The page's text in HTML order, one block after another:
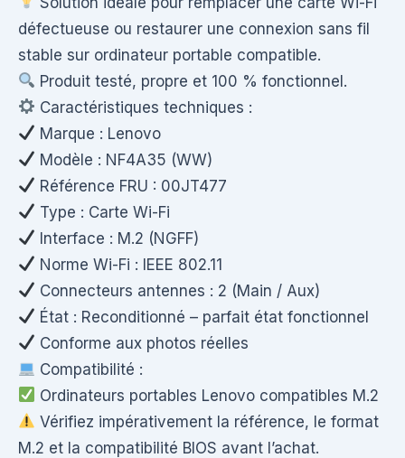
défectueuse ou restaurer une connexion sans fil
stable sur ordinateur portable compatible.
Produit testé, propre et 100 % fonctionnel.
Caractéristiques techniques :
Marque : Lenovo
Modèle : NF4A35 (WW)
Référence FRU : 00JT477
Type : Carte Wi-Fi
Interface : M.2 (NGFF)
Norme Wi-Fi : IEEE 802.11
Connecteurs antennes : 2 (Main / Aux)
État : Reconditionné – parfait état fonctionnel
Conforme aux photos réelles
Compatibilité :
Ordinateurs portables Lenovo compatibles M.2
Vérifiez impérativement la référence, le format
M.2 et la compatibilité BIOS avant l’achat.